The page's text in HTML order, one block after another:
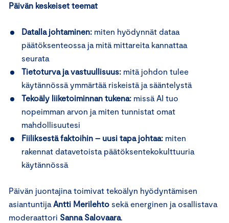
Päivän keskeiset teemat
Datalla johtaminen: miten hyödynnät dataa
päätöksenteossa ja mitä mittareita kannattaa
seurata
Tietoturva ja vastuullisuus: mitä johdon tulee
käytännössä ymmärtää riskeistä ja sääntelystä
Tekoäly liiketoiminnan tukena: missä AI tuo
nopeimman arvon ja miten tunnistat omat
mahdollisuutesi
Fiiliksestä faktoihin – uusi tapa johtaa: miten
rakennat datavetoista päätöksentekokulttuuria
käytännössä
Päivän juontajina toimivat tekoälyn hyödyntämisen
asiantuntija Antti Merilehto sekä energinen ja osallistava
moderaattori Sanna Salovaara.